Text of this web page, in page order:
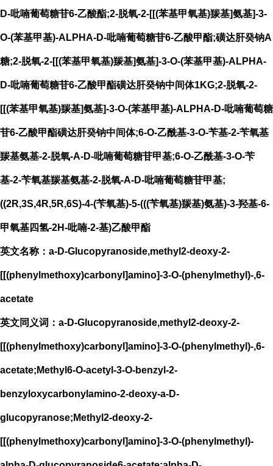
D-吡喃葡萄糖苷6-乙酸酯;2-脱氧-2-[[(苯基甲氧基)羰基]氨基]-3-
O-(苯基甲基)-ALPHA-D-吡喃葡萄糖苷6-乙酸甲酯;磺达肝癸钠A
糖;2-脱氧-2-[[(苯基甲氧基)羰基]氨基]-3-O-(苯基甲基)-ALPHA-
D-吡喃葡萄糖苷6-乙酸甲酯磺达肝癸钠中间体1KG;2-脱氧-2-
[[(苯基甲氧基)羰基]氨基]-3-O-(苯基甲基)-ALPHA-D-吡喃葡萄糖
苷6-乙酸甲酯磺达肝癸钠中间体;6-O-乙酰基-3-O-苄基-2-苄氧基
羰基氨基-2-脱氧-Α-D-吡喃葡萄糖苷甲基;6-O-乙酰基-3-O-苄
基-2-苄氧基羰基氨基-2-脱氧-Α-D-吡喃葡萄糖苷甲基;
((2R,3S,4R,5R,6S)-4-(苄氧基)-5-(((苄氧基)羰基)氨基)-3-羟基-6-
甲氧基四氢-2H-吡喃-2-基)乙酸甲酯
英文名称：a-D-Glucopyranoside,methyl2-deoxy-2-
[[(phenylmethoxy)carbonyl]amino]-3-O-(phenylmethyl)-,6-
acetate
英文同义词：a-D-Glucopyranoside,methyl2-deoxy-2-
[[(phenylmethoxy)carbonyl]amino]-3-O-(phenylmethyl)-,6-
acetate;Methyl6-O-acetyl-3-O-benzyl-2-
benzyloxycarbonylamino-2-deoxy-a-D-
glucopyranose;Methyl2-deoxy-2-
[[(phenylmethoxy)carbonyl]amino]-3-O-(phenylmethyl)-